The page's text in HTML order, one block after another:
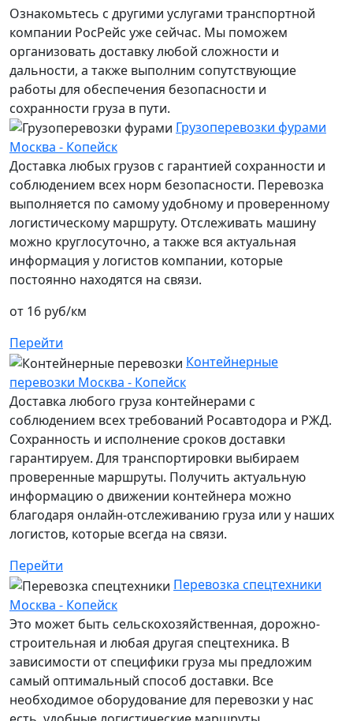
Ознакомьтесь с другими услугами транспортной
компании РосРейс уже сейчас. Мы поможем
организовать доставку любой сложности и
дальности, а также выполним сопутствующие
работы для обеспечения безопасности и
сохранности груза в пути.
Грузоперевозки фурами
Москва - Копейск
Доставка любых грузов с гарантией сохранности и
соблюдением всех норм безопасности. Перевозка
выполняется по самому удобному и проверенному
логистическому маршруту. Отслеживать машину
можно круглосуточно, а также вся актуальная
информация у логистов компании, которые
постоянно находятся на связи.
от 16 руб/км
Перейти
Контейнерные
перевозки Москва - Копейск
Доставка любого груза контейнерами с
соблюдением всех требований Росавтодора и РЖД.
Сохранность и исполнение сроков доставки
гарантируем. Для транспортировки выбираем
проверенные маршруты. Получить актуальную
информацию о движении контейнера можно
благодаря онлайн-отслеживанию груза или у наших
логистов, которые всегда на связи.
Перейти
Перевозка спецтехники
Москва - Копейск
Это может быть сельскохозяйственная, дорожно-
строительная и любая другая спецтехника. В
зависимости от специфики груза мы предложим
самый оптимальный способ доставки. Все
необходимое оборудование для перевозки у нас